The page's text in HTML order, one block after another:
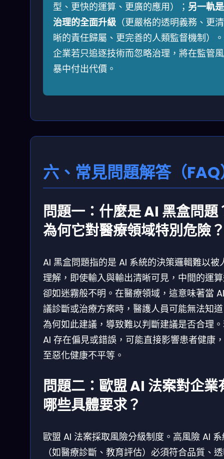
型、更快的運算、更廣的應用）； 另一軌是
治理的全面升級 （更嚴格的透明義務、更清
晰的責任歸屬、更完善的人類監督機制）。
企業若只追逐技術而忽略治理，將在監管風
暴中付出代價。
六、常見問題解答（
問題一：什麼是 AI 黑盒問題
為何它對醫療領域特別危險
AI 黑盒問題指的是 AI 系統的決策邏輯難以被
理解，即使輸入與輸出清晰可見，中間的運
卻如迷霧般不明。在醫療領域，這意味著當
議診斷或治療方案時，醫護人員可能無法知
為何如此建議，導致難以判斷建議是否合理
AI 存在偏見或錯誤，可能直接影響患者健康
至惡化健康不平等。
問題二：歐盟 AI 法案對企業
哪些具體要求？
歐盟 AI 法案採取風險分級制度。高風險 AI
（如醫療診斷、教育評估）必須符合品質、